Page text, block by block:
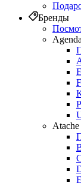
Бренды
Agenda
Atache